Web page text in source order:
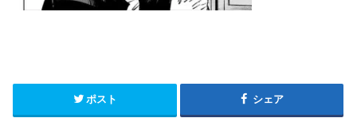
ポスト シェア